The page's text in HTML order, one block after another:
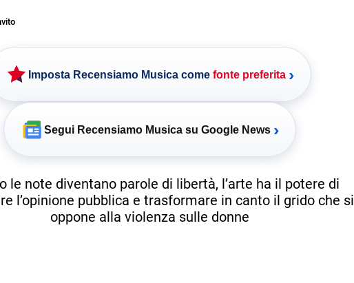
Imposta Recensiamo Musica come fonte preferita ›
Segui Recensiamo Musica su Google News ›
le note diventano parole di libertà, l’arte ha il potere di
l’opinione pubblica e trasformare in canto il grido che si
oppone alla violenza sulle donne